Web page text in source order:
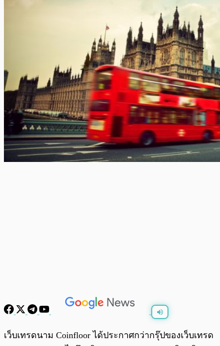
/0:00
เว็บเทรดนาม Coinfloor ได้ประกาศกว่ากรุ๊ปของเว็บเทรด